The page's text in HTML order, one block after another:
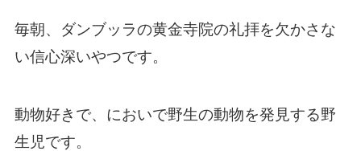
毎朝、ダンブッラの黄金寺院の礼拝を欠かさな
い信心深いやつです。
動物好きで、においで野生の動物を発見する野
生児です。